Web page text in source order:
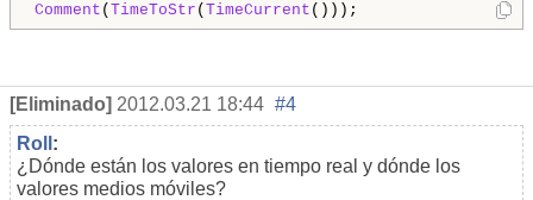
Comment ( TimeToStr ( TimeCurrent ()));
[Eliminado] 2012.03.21 18:44 #4
Roll :
¿Dónde están los valores en tiempo real y dónde los
valores medios móviles?